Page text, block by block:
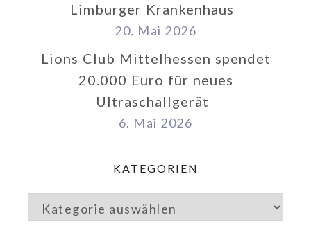
Limburger Krankenhaus
20. Mai 2026
Lions Club Mittelhessen spendet
20.000 Euro für neues
Ultraschallgerät
6. Mai 2026
KATEGORIEN